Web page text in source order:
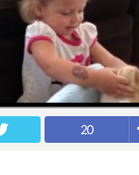
20